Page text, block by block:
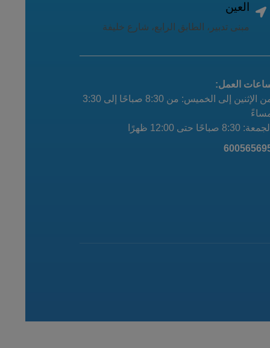
العين
مبنى تدبير، الطابق الرابع، شارع خليفة
العمل:
من الإثنين إلى الخميس: من 8:30 صباحًا إلى 3:30
الجمعة: 8:30 صباحًا حتى 12:00 ظهرًا